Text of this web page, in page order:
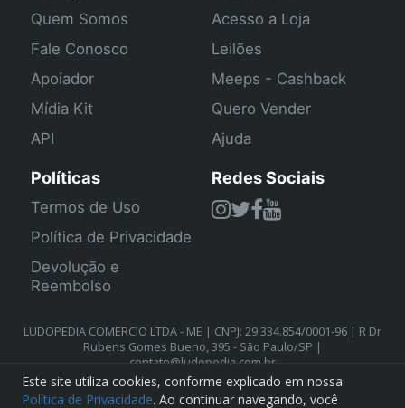
Quem Somos
Fale Conosco
Apoiador
Mídia Kit
API
Acesso a Loja
Leilões
Meeps - Cashback
Quero Vender
Ajuda
Políticas
Termos de Uso
Política de Privacidade
Devolução e
Reembolso
Redes Sociais
LUDOPEDIA COMERCIO LTDA - ME | CNPJ: 29.334.854/0001-96 | R Dr
Rubens Gomes Bueno, 395 - São Paulo/SP |
contato@ludopedia.com.br
Este site utiliza cookies, conforme explicado em nossa
Política de Privacidade. Ao continuar navegando, você